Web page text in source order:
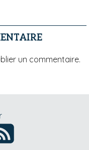
un commentaire.